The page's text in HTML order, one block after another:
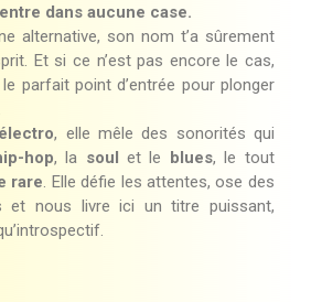
dans aucune case.
alternative, son nom t’a sûrement
Et si ce n’est pas encore le cas,
parfait point d’entrée pour plonger
, elle mêle des sonorités qui
hop, la soul et le blues, le tout
rare. Elle défie les attentes, ose des
et nous livre ici un titre puissant,